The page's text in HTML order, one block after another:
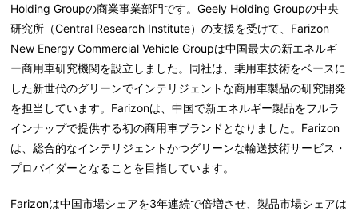
Holding Groupの商業事業部門です。Geely Holding Groupの中央
研究所（Central Research Institute）の支援を受けて、Farizon
New Energy Commercial Vehicle Groupは中国最大の新エネルギ
ー商用車研究機関を設立しました。同社は、乗用車技術をベースに
した新世代のグリーンでインテリジェントな商用車製品の研究開発
を担当しています。Farizonは、中国で新エネルギー製品をフルラ
インナップで提供する初の商用車ブランドとなりました。Farizon
は、総合的なインテリジェントかつグリーンな輸送技術サービス・
プロバイダーとなることを目指しています。
Farizonは中国市場シェアを3年連続で倍増させ、製品市場シェアは